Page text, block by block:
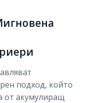
подход, който
от акумулиращ